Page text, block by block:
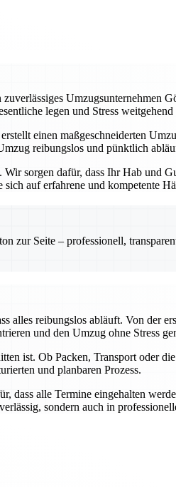
Umzugsunternehmen
legen und Stress weitgehend
einen maßgeschneiderten
reibungslos und pünktlich
sorgen dafür, dass Ihr Hab und
auf erfahrene und kompetente
zur Seite – professionell,
alles reibungslos abläuft. Von der
und den Umzug ohne Stress
ist. Ob Packen, Transport oder
und planbaren Prozess.
dass alle Termine eingehalten
sondern auch in